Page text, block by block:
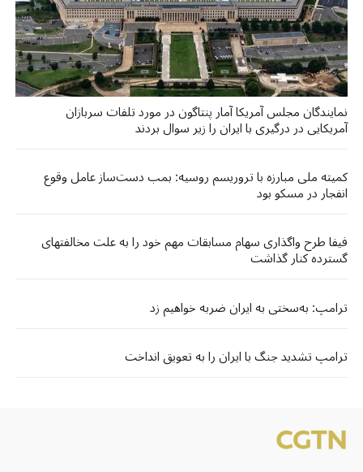
نمایندگان مجلس آمریکا آمار پنتاگون در مورد تلفات سربازان
آمریکایی در درگیری با ایران را زیر سوال بردند
کمیته ملی مبارزه با تروریسم روسیه: بمب دست‌ساز عامل وقوع
انفجار در مسکو بود
فیفا طرح واگذاری سهام مسابقات مهم خود را به علت مخالفتهای
گسترده کنار گذاشت
ترامپ: به‌سختی به ایران ضربه خواهیم زد
ترامپ تشدید جنگ با ایران را به تعویق انداخت